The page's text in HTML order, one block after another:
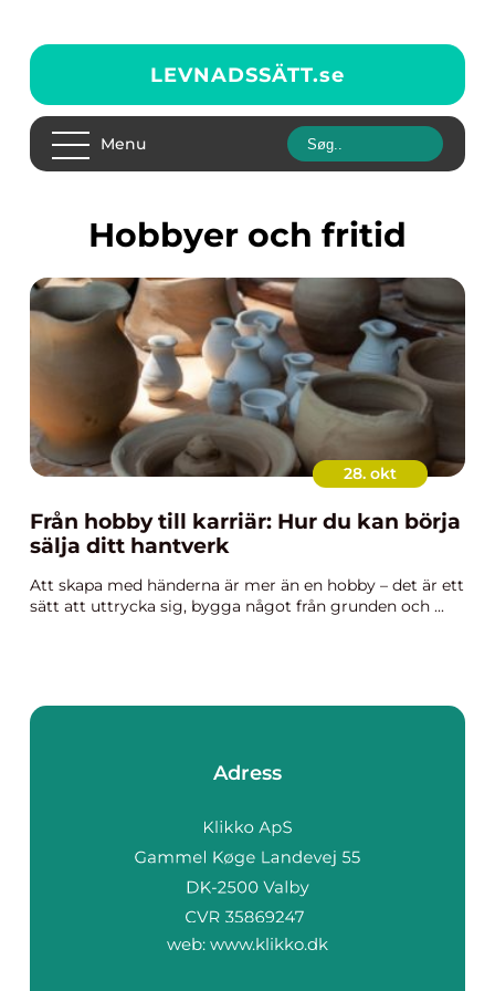
LEVNADSSÄTT.se
Menu
Hobbyer och fritid
28. okt
Från hobby till karriär: Hur du kan börja
sälja ditt hantverk
Att skapa med händerna är mer än en hobby – det är ett
sätt att uttrycka sig, bygga något från grunden och ...
Adress
web: www.klikko.dk